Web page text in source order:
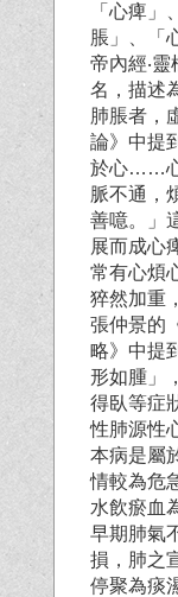
「心痺」
脹」、「
帝內經‧
名，描述
肺脹者，
論》中提
於心……心
脈不通，
善噫。」
展而成心
常有心煩
猝然加重
張仲景的
略》中提
形如腫」
得臥等症
性肺源性
本病是屬
情較為危
水飲瘀血
早期肺氣
損，肺之
停聚為痰